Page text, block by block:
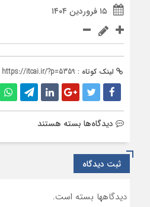
۱۵ فروردین ۱۴۰۴
لینک کوتاه : https://itcai.ir/?p=5359
دیدگاه‌ها برای
بسته هستند
ثبت دیدگاه
دیدگاهها بسته است.